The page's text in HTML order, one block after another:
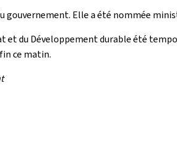
gouvernement. Elle a été nommée
et du Développement durable été
ce matin.